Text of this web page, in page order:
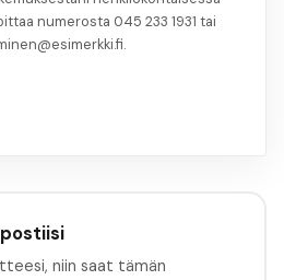
numerosta 045 233 1931 tai
niin saat tämän